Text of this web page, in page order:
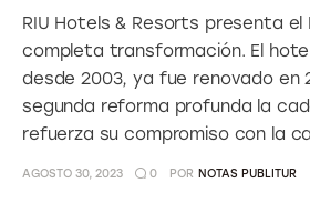
RIU Hotels & Resorts presenta el
completa transformación. El
desde 2003, ya fue renovado en
segunda reforma profunda la
refuerza su compromiso con la
AGOSTO 30, 2023 0 POR NOTAS PUBLITUR